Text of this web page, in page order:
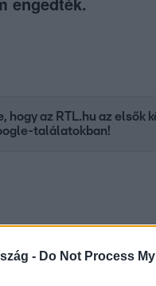
- Do Not Process
hogy az RTL.hu az elsők
találatokban!